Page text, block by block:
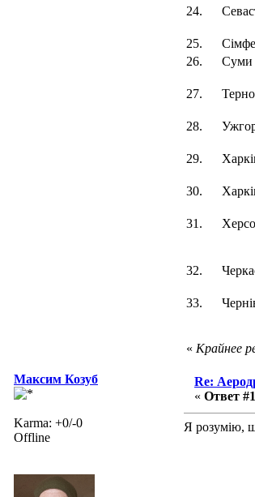
24.
25.
26.
Суми
27.
28.
29.
30.
31.
32.
33.
« Крайнее
Максим Козуб
Karma: +0/-0
Offline
Re:
« Ответ
Я розумію,